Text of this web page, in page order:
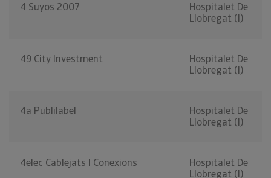
4 Suyos 2007
Hospitalet De
Llobregat (l)
49 City Investment
Hospitalet De
Llobregat (l)
4a Publilabel
Hospitalet De
Llobregat (l)
4elec Cablejats I Conexions
Hospitalet De
Llobregat (l)